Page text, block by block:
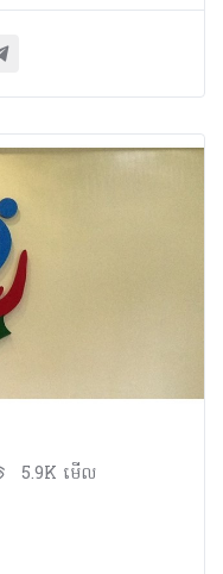
5.9K មើល